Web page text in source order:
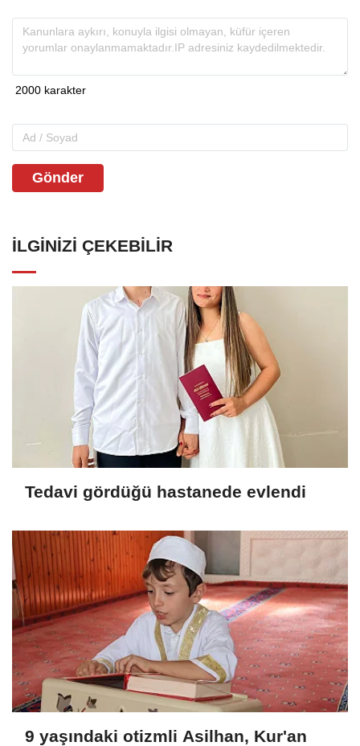
Gönder
İLGINIZI ÇEKEBILIR
Tedavi gördüğü hastanede evlendi
9 yaşındaki otizmli Asilhan, Kur'an